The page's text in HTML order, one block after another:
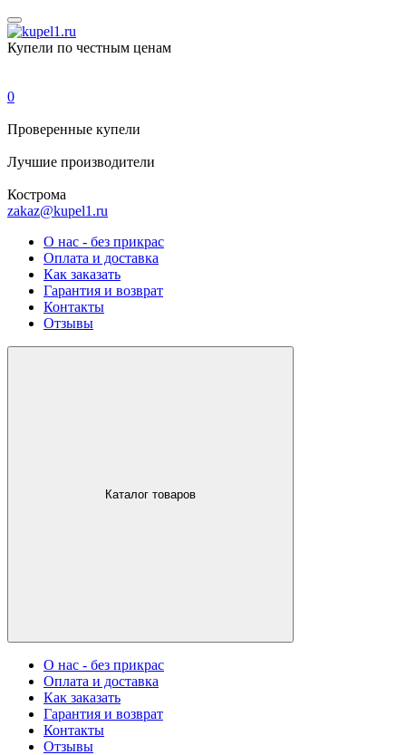
Купели по честным ценам
0
Проверенные купели
Лучшие производители
Кострома
zakaz@kupel1.ru
О нас - без прикрас
Оплата и доставка
Как заказать
Гарантия и возврат
Контакты
Отзывы
Каталог товаров
О нас - без прикрас
Оплата и доставка
Как заказать
Гарантия и возврат
Контакты
Отзывы